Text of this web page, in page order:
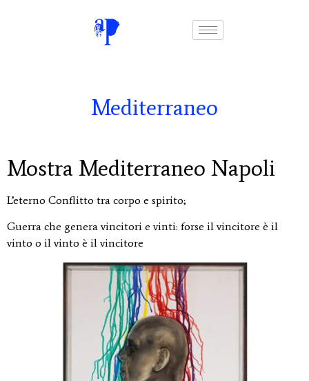
Mediterraneo
Mostra Mediterraneo Napoli
L’eterno Conflitto tra corpo e spirito;
Guerra che genera vincitori e vinti: forse il vincitore è il
vinto o il vinto è il vincitore